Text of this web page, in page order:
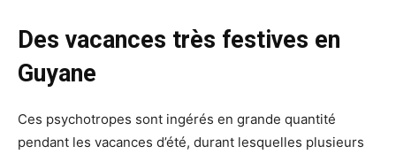
Des vacances très festives en
Guyane
Ces psychotropes sont ingérés en grande quantité
pendant les vacances d’été, durant lesquelles plusieurs